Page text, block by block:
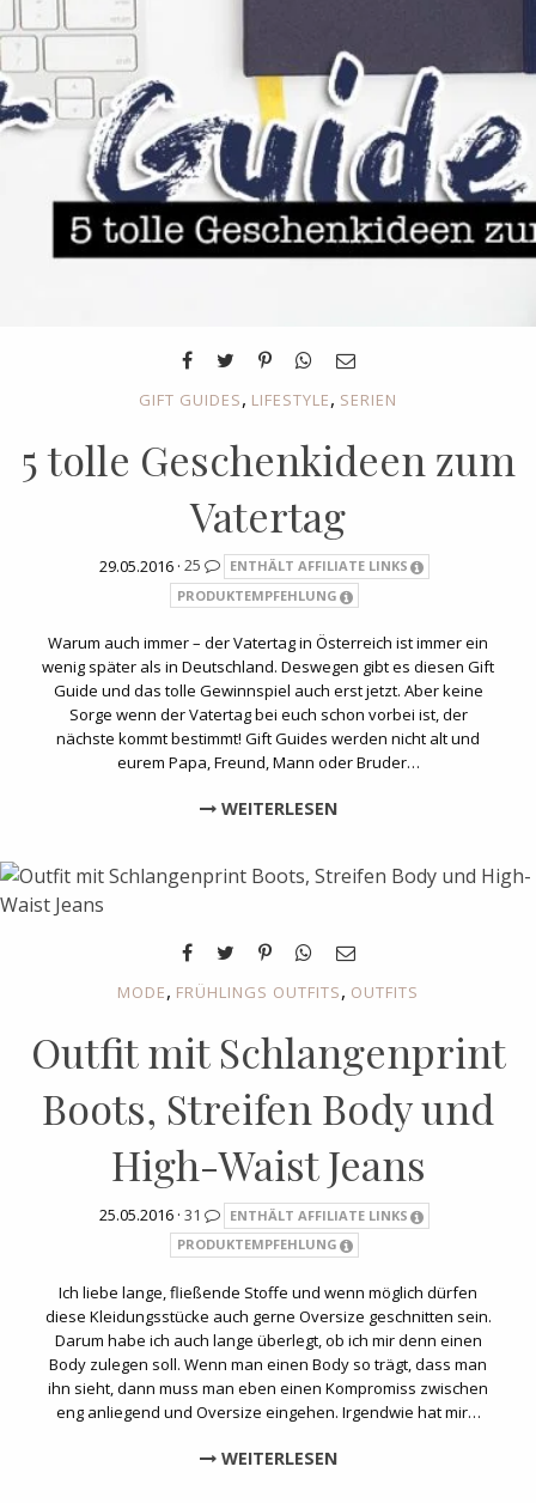
GIFT GUIDES, LIFESTYLE, SERIEN
5 tolle Geschenkideen zum
Vatertag
29.05.2016 · 25
ENTHÄLT AFFILIATE LINKS
PRODUKTEMPFEHLUNG
Warum auch immer – der Vatertag in Österreich ist immer ein
wenig später als in Deutschland. Deswegen gibt es diesen Gift
Guide und das tolle Gewinnspiel auch erst jetzt. Aber keine
Sorge wenn der Vatertag bei euch schon vorbei ist, der
nächste kommt bestimmt! Gift Guides werden nicht alt und
eurem Papa, Freund, Mann oder Bruder…
WEITERLESEN
MODE, FRÜHLINGS OUTFITS, OUTFITS
Outfit mit Schlangenprint
Boots, Streifen Body und
High-Waist Jeans
25.05.2016 · 31
ENTHÄLT AFFILIATE LINKS
PRODUKTEMPFEHLUNG
Ich liebe lange, fließende Stoffe und wenn möglich dürfen
diese Kleidungsstücke auch gerne Oversize geschnitten sein.
Darum habe ich auch lange überlegt, ob ich mir denn einen
Body zulegen soll. Wenn man einen Body so trägt, dass man
ihn sieht, dann muss man eben einen Kompromiss zwischen
eng anliegend und Oversize eingehen. Irgendwie hat mir…
WEITERLESEN